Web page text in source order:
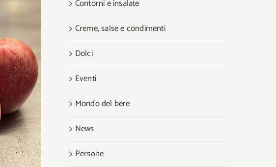
Contorni e insalate
Creme, salse e condimenti
Dolci
Eventi
Mondo del bere
News
Persone